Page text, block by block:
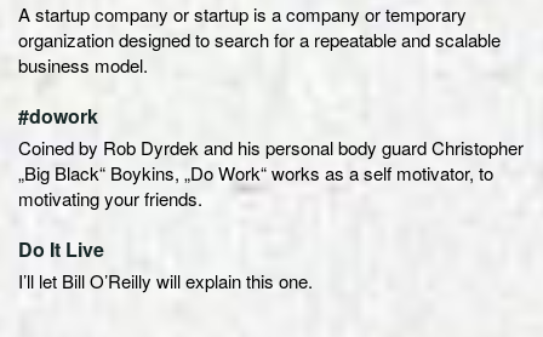
A startup company or startup is a company or temporary
organization designed to search for a repeatable and scalable
business model.
#dowork
Coined by Rob Dyrdek and his personal body guard Christopher
„Big Black“ Boykins, „Do Work“ works as a self motivator, to
motivating your friends.
Do It Live
I’ll let Bill O’Reilly willexplainthis one.